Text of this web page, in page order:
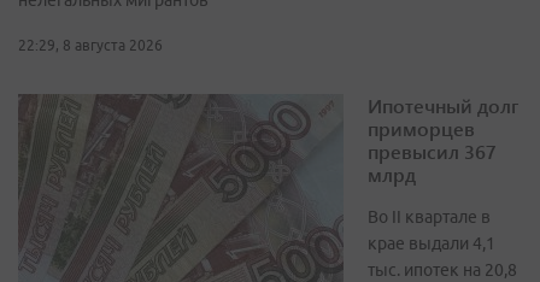
22:29, 8 августа 2026
Ипотечный долг
приморцев
превысил 367
млрд
Во II квартале в
крае выдали 4,1
тыс. ипотек на 20,8